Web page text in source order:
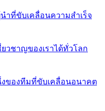
ำที่ขับเคลื่อนความสำเร็จ
วชาญของเราได้ทั่วโลก
ของทีมที่ขับเคลื่อนอนาคต